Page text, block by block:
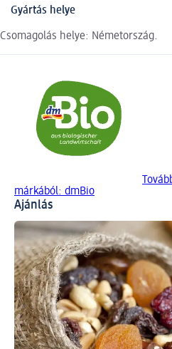
Gyártás helye
Csomagolás helye: Németország.
márkából: dmBio
Ajánlás